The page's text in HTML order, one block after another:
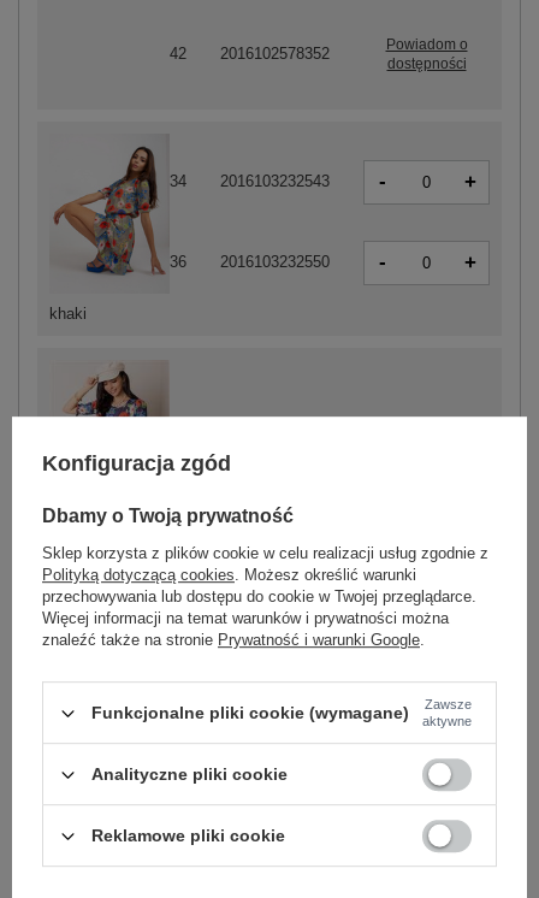
khaki
34 2016103232543 - +
36 2016103232550 - +
34 2016102631620 -
+
38 2016102631644 +
42 2016102578352
Powiadom o
dostępności
Konfiguracja zgód
Dbamy o Twoją prywatność
Sklep korzysta z plików cookie w celu realizacji usług zgodnie z
Polityką dotyczącą cookies. Możesz określić warunki
przechowywania lub dostępu do cookie w Twojej przeglądarce.
Więcej informacji na temat warunków i prywatności można
znaleźć także na stronie Prywatność i warunki Google.
Funkcjonalne pliki cookie (wymagane)
Zawsze
aktywne
Analityczne pliki cookie
Reklamowe pliki cookie